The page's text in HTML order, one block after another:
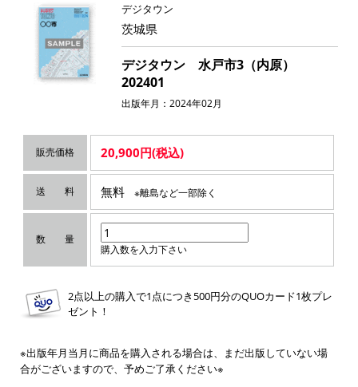
デジタウン
茨城県
デジタウン 水戸市3（内原）
202401
出版年月：2024年02月
販売価格 20,900円(税込)
送 料 無料 ※離島など一部除く
数 量
購入数を入力下さい
2点以上の購入で1点につき500円分のQUOカード1枚プレ
ゼント！
※出版年月当月に商品を購入される場合は、まだ出版していない場
合がございますので、予めご了承ください※